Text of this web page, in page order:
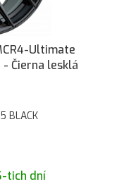
Ultimate
Čierna lesklá
BLACK
tich dní